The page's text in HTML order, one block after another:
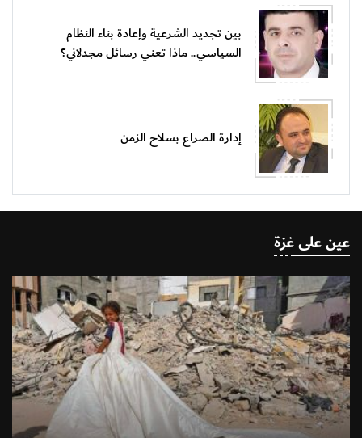
بين تجديد الشرعية وإعادة بناء النظام
السياسي.. ماذا تعني رسائل مجدلاني؟
إدارة الصراع بسلاح الزمن
عين على غزة